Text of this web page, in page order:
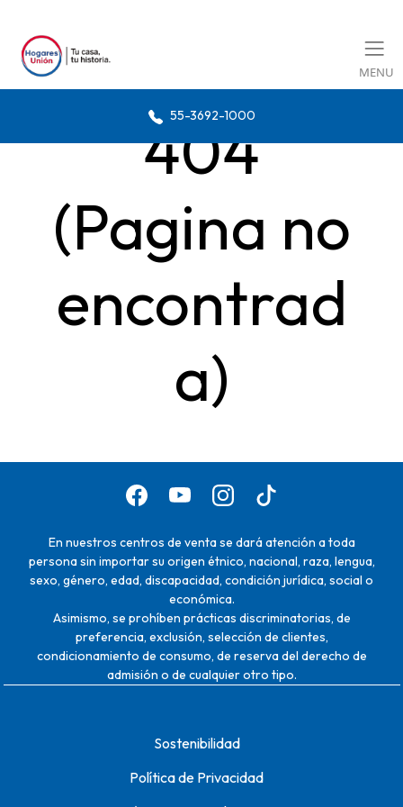
MENU
55-3692-1000
404
(Pagina no
encontrad
a)
En nuestros centros de venta se dará atención a toda
persona sin importar su origen étnico, nacional, raza, lengua,
sexo, género, edad, discapacidad, condición jurídica, social o
económica.
Asimismo, se prohíben prácticas discriminatorias, de
preferencia, exclusión, selección de clientes,
condicionamiento de consumo, de reserva del derecho de
admisión o de cualquier otro tipo.
Sostenibilidad
Política de Privacidad